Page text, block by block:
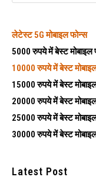
लेटेस्ट5G मोबाइल फोन्स
5000 रुपये में बेस्ट मोबाइल
10000 रुपये में बेस्ट
15000 रुपये में बेस्ट
20000 रुपये में बेस्ट
25000 रुपये में बेस्ट
30000 रुपये में बेस्ट
Latest Post